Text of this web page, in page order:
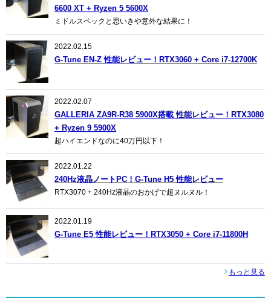
6600 XT + Ryzen 5 5600X
ミドルスペックと思いきや意外な結果に！
2022.02.15
G-Tune EN-Z 性能レビュー！RTX3060 + Core i7-12700K
2022.02.07
GALLERIA ZA9R-R38 5900X搭載 性能レビュー！RTX3080
+ Ryzen 9 5900X
超ハイエンドなのに40万円以下！
2022.01.22
240Hz液晶ノートPC！G-Tune H5 性能レビュー
RTX3070 + 240Hz液晶のおかげで超ヌルヌル！
2022.01.19
G-Tune E5 性能レビュー！RTX3050 + Core i7-11800H
もっと見る